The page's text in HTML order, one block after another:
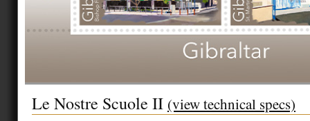
Le Nostre Scuole II (view technical specs)